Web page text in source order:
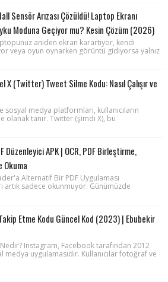
Sensör Arızası Çözüldü! Laptop Ekranı
Moduna Geçiyor mu? Kesin Çözüm (2026)
aniden ekran karartıyor, kendi
veya oyun oynarken görüntü gidiyorsa yalnız
X (Twitter) Tweet Silme Kodu: Nasıl Çalışır ve
sosyal medya platformları, kullanıcıların
olanak tanır. Twitter (şimdi X), bu
Düzenleyici APK | OCR, PDF Birleştirme,
Okuma
Alternatif Bir PDF Uygulaması
artık sadece okunmuyor. Günümüzde
Etme Kodu Güncel Kod (2023) | Ebubekir
Instagram, Facebook tarafından 2012
medya uygulamasıdır. Kullanıcılar fotoğraf ve